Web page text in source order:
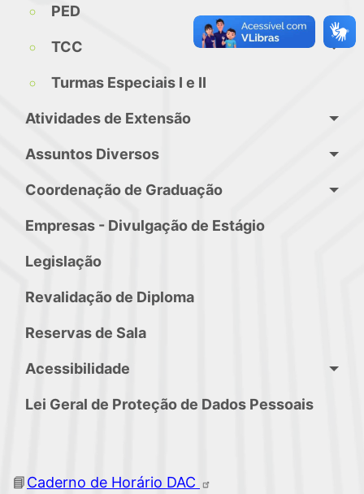
PED
TCC
Turmas Especiais I e II
Atividades de Extensão
Assuntos Diversos
Coordenação de Graduação
Empresas - Divulgação de Estágio
Legislação
Revalidação de Diploma
Reservas de Sala
Acessibilidade
Lei Geral de Proteção de Dados Pessoais
📘Caderno de Horário DAC